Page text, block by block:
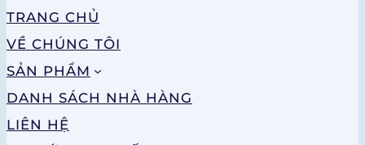
TRANG CHỦ
VỀ CHÚNG TÔI
SẢN PHẨM
DANH SÁCH NHÀ HÀNG
LIÊN HỆ